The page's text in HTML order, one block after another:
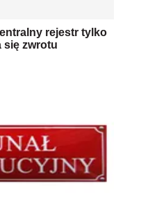
rejestr tylko
się zwrotu